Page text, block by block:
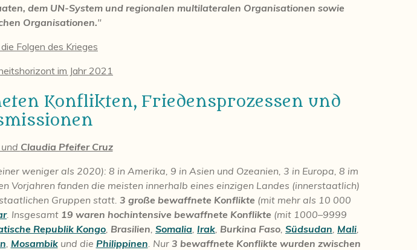
dem UN-System und regionalen multilateralen Organisationen sowie
Organisationen."
Folgen des Krieges
im Jahr 2021
Konflikten, Friedensprozessen und
Claudia Pfeifer Cruz
weniger als 2020): 8 in Amerika, 9 in Asien und Ozeanien, 3 in Europa, 8 im
Vorjahren fanden die meisten innerhalb eines einzigen Landes (innerstaatlich)
Gruppen statt. 3 große bewaffnete Konflikte (mit mehr als 10 000
. Insgesamt 19 waren hochintensive bewaffnete Konflikte (mit 1000–9999
Republik Kongo Brasilien Somalia Irak Burkina Faso Südsudan Mali
Mosambikund die Philippinen . Nur 3 bewaffnete Konflikte wurden zwischen